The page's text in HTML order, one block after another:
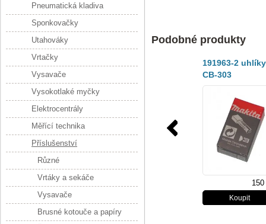
Podobné produkty
191963-2 uhlíky
CB-303
Pneumatická kladiva
Sponkovačky
Utahováky
Vrtačky
Vysavače
Vysokotlaké myčky
Elektrocentrály
Měřící technika
Příslušenství
Různé
Vrtáky a sekáče
Vysavače
Brusné kotouče a papíry